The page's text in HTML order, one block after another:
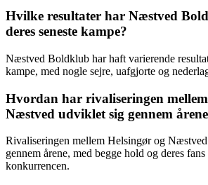
Hvilke resultater har Næstved
deres seneste kampe?
Næstved Boldklub har haft varierende
kampe, med nogle sejre, uafgjorte og
Hvordan har rivaliseringen
Næstved udviklet sig gennem
Rivaliseringen mellem Helsingør og
gennem årene, med begge hold og deres fans
konkurrencen.